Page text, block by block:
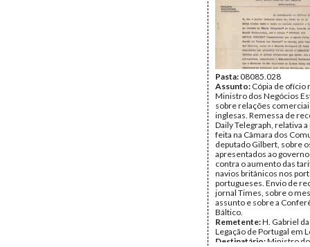
Pasta:08085.028
Assunto: Cópia de ofício
Ministro dos Negócios
sobre relações
inglesas. Remessa de
Daily Telegraph, relativa
feita na Câmara dos
deputado Gilbert, sobre
apresentados ao
contra o aumento das
navios britânicos nos
portugueses. Envio de
jornal Times, sobre o
assunto e sobre a
Báltico.
Remetente:H. Gabriel
Legação de Portugal em
Destinatário:Ministro